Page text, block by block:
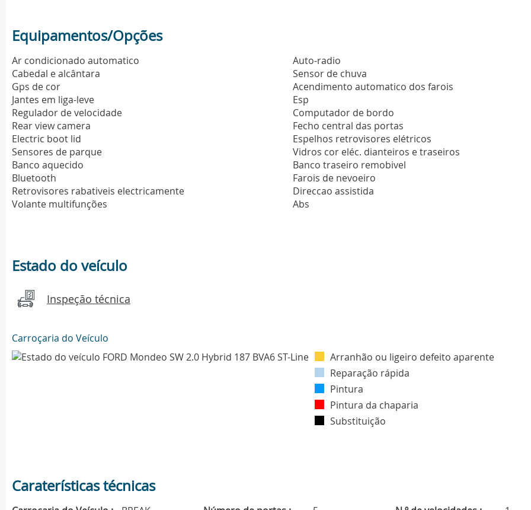
Equipamentos/Opções
Ar condicionado automatico
Cabedal e alcântara
Gps de cor
Jantes em liga-leve
Regulador de velocidade
Rear view camera
Electric boot lid
Sensores de parque
Banco aquecido
Bluetooth
Retrovisores rabativeis electricamente
Volante multifunções
Auto-radio
Sensor de chuva
Acendimento automatico dos farois
Esp
Computador de bordo
Fecho central das portas
Espelhos retrovisores elétricos
Vidros cor eléc. dianteiros e traseiros
Banco traseiro remobivel
Farois de nevoeiro
Direccao assistida
Abs
Estado do veículo
Inspeção técnica
Carroçaria do Veículo
Arranhão ou ligeiro defeito aparente
Reparação rápida
Pintura
Pintura da chaparia
Substituição
Caraterísticas técnicas